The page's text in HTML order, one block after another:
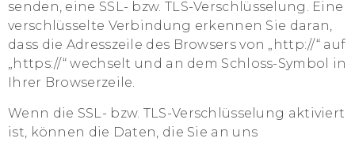
senden, eine SSL- bzw. TLS-Verschlüsselung. Eine
verschlüsselte Verbindung erkennen Sie daran,
dass die Adresszeile des Browsers von „http://“ auf
„https://“ wechselt und an dem Schloss-Symbol in
Ihrer Browserzeile.
Wenn die SSL- bzw. TLS-Verschlüsselung aktiviert
ist, können die Daten, die Sie an uns